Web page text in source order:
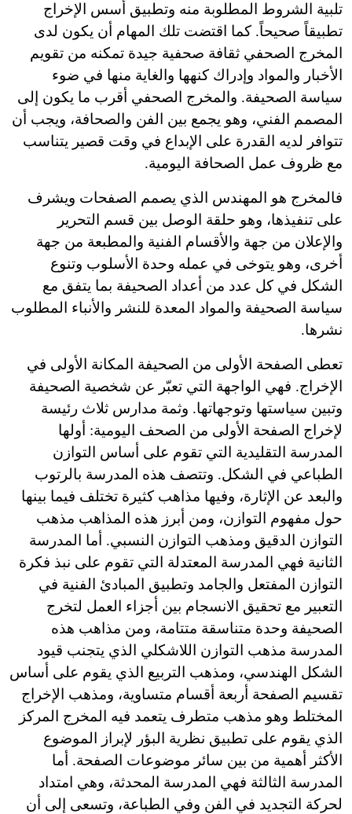
تلبية الشروط المطلوبة منه وتطبيق أسس الإخراج
تطبيقاً صحيحاً. كما اقتضت تلك المهام أن يكون لدى
المخرج الصحفي ثقافة صحفية جيدة تمكنه من تقويم
الأخبار والمواد وإدراك كنهها والغاية منها في ضوء
سياسة الصحيفة. والمخرج الصحفي أقرب ما يكون إلى
المصمم الفني، وهو يجمع بين الفن والصحافة، ويجب أن
تتوافر لديه القدرة على الإبداع في وقت قصير يتناسب
مع ظروف عمل الصحافة اليومية.
فالمخرج هو المهندس الذي يصمم الصفحات ويشرف
على تنفيذها، وهو حلقة الوصل بين قسم التحرير
والإعلان من جهة والأقسام الفنية والمطبعة من جهة
أخرى، وهو يتوخى في عمله وحدة الأسلوب وتنوع
الشكل في كل عدد من أعداد الصحيفة بما يتفق مع
سياسة الصحيفة والمواد المعدة للنشر والأنباء المطلوب
نشرها.
تعطى الصفحة الأولى من الصحيفة المكانة الأولى في
الإخراج. فهي الواجهة التي تعبّر عن شخصية الصحيفة
وتبين سياستها وتوجهاتها. وثمة مدارس ثلاث رئيسة
لإخراج الصفحة الأولى من الصحف اليومية: أولها
المدرسة التقليدية التي تقوم على أساس التوازن
الطباعي في الشكل. وتتصف هذه المدرسة بالرتوب
والبعد عن الإثارة، وفيها مذاهب كثيرة تختلف فيما بينها
حول مفهوم التوازن، ومن أبرز هذه المذاهب مذهب
التوازن الدقيق ومذهب التوازن النسبي. أما المدرسة
الثانية فهي المدرسة المعتدلة التي تقوم على نبذ فكرة
التوازن المفتعل والجامد وتطبيق المبادئ الفنية في
التعبير مع تحقيق الانسجام بين أجزاء العمل لتخرج
الصحيفة وحدة متناسقة متتامة، ومن مذاهب هذه
المدرسة مذهب التوازن اللاشكلي الذي يتجنب قيود
الشكل الهندسي، ومذهب التربيع الذي يقوم على أساس
تقسيم الصفحة أربعة أقسام متساوية، ومذهب الإخراج
المختلط وهو مذهب متطرف يتعمد فيه المخرج المركز
الذي يقوم على تطبيق نظرية البؤر لإبراز الموضوع
الأكثر أهمية من بين سائر موضوعات الصفحة. أما
المدرسة الثالثة فهي المدرسة المحدثة، وهي امتداد
لحركة التجديد في الفن وفي الطباعة، وتسعى إلى أن